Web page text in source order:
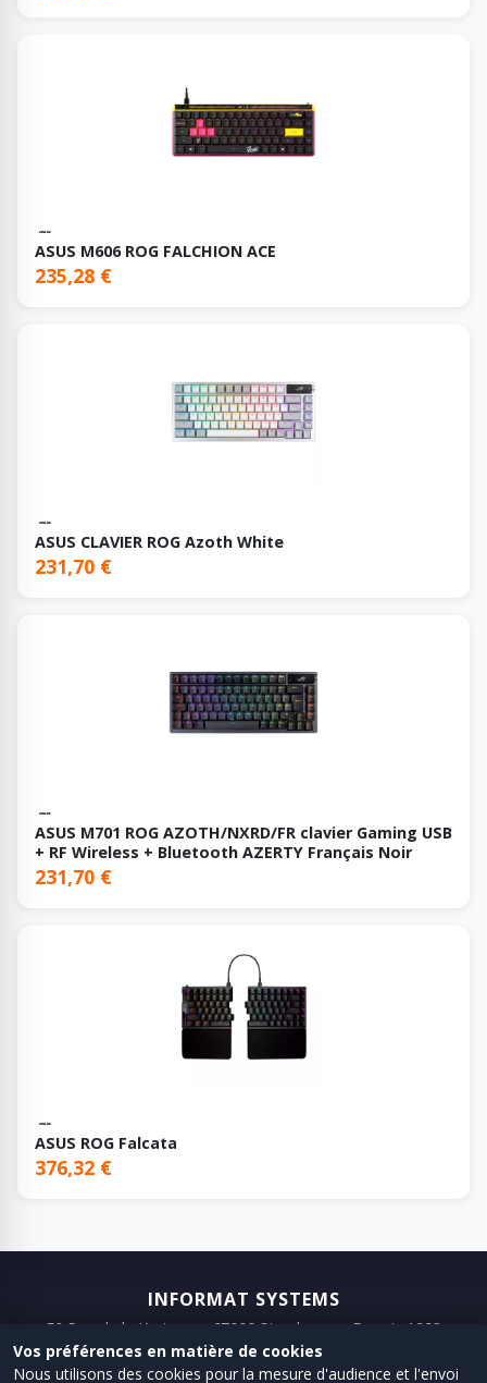
ASUS M606 ROG FALCHION ACE
235,28 €
ASUS CLAVIER ROG Azoth White
231,70 €
ASUS M701 ROG AZOTH/NXRD/FR clavier Gaming USB
+ RF Wireless + Bluetooth AZERTY Français Noir
231,70 €
ASUS ROG Falcata
376,32 €
INFORMAT SYSTEMS
50 Rue de la Krutenau, 67000 Strasbourg · Depuis 1993
📞 03 88 75 98 98 📧 Email
Vos préférences en matière de cookies
Nous utilisons des cookies pour la mesure d'audience et l'envoi